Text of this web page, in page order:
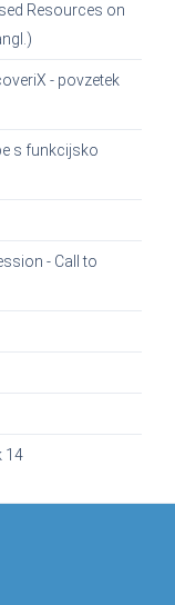
Resources on
- povzetek
s funkcijsko
- Call to
14